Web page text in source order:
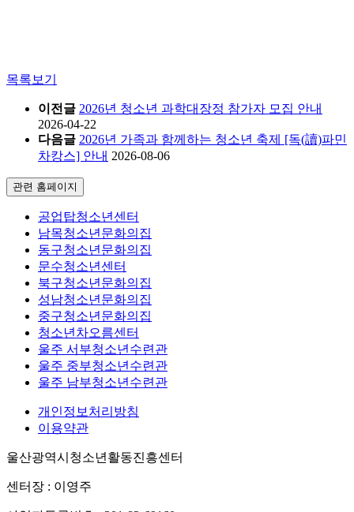
목록보기
이전글 2026년 청소년 과학대장정 참가자 모집 안내
2026-04-22
다음글 2026년 가족과 함께하는 청소년 축제 [독(讀)파민
차캉스] 안내 2026-08-06
관련 홈페이지
공업탑청소년센터
남목청소년문화의집
동구청소년문화의집
문수청소년센터
북구청소년문화의집
성남청소년문화의집
중구청소년문화의집
청소년차오름센터
울주 서부청소년수련관
울주 중부청소년수련관
울주 남부청소년수련관
개인정보처리방침
이용약관
울산광역시청소년활동진흥센터
센터장 : 이영주